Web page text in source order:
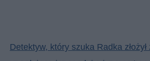
Detektyw, który szuka Radka